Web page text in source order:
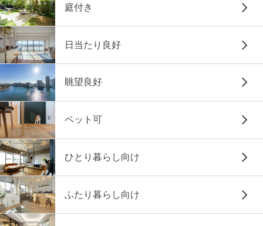
庭付き
日当たり良好
眺望良好
ペット可
ひとり暮らし向け
ふたり暮らし向け